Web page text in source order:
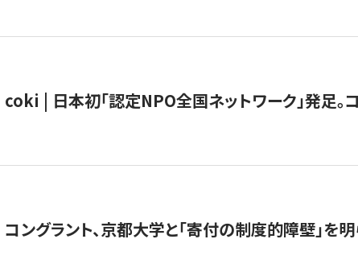
coki | 日本初「認定NPO全国ネットワーク」発足
コングラント、京都大学と「寄付の制度的障壁」を